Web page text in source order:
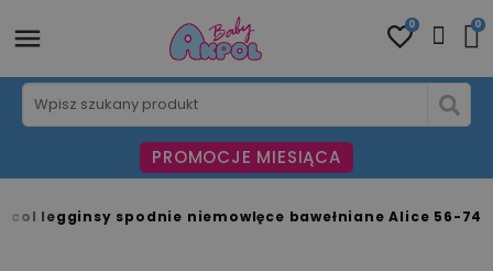
0 0
PROMOCJE MIESIĄCA
legginsy spodnie niemowlęce bawełniane Alice 56-74